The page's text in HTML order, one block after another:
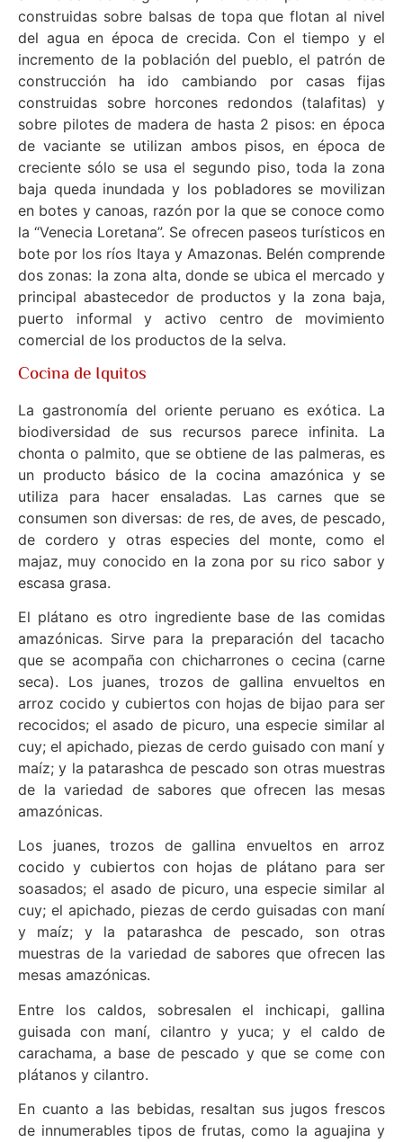
construidas sobre balsas de topa que flotan al nivel
del agua en época de crecida. Con el tiempo y el
incremento de la población del pueblo, el patrón de
construcción ha ido cambiando por casas fijas
construidas sobre horcones redondos (talafitas) y
sobre pilotes de madera de hasta 2 pisos: en época
de vaciante se utilizan ambos pisos, en época de
creciente sólo se usa el segundo piso, toda la zona
baja queda inundada y los pobladores se movilizan
en botes y canoas, razón por la que se conoce como
la “Venecia Loretana”. Se ofrecen paseos turísticos en
bote por los ríos Itaya y Amazonas. Belén comprende
dos zonas: la zona alta, donde se ubica el mercado y
principal abastecedor de productos y la zona baja,
puerto informal y activo centro de movimiento
comercial de los productos de la selva.
Cocina de Iquitos
La gastronomía del oriente peruano es exótica. La
biodiversidad de sus recursos parece infinita. La
chonta o palmito, que se obtiene de las palmeras, es
un producto básico de la cocina amazónica y se
utiliza para hacer ensaladas. Las carnes que se
consumen son diversas: de res, de aves, de pescado,
de cordero y otras especies del monte, como el
majaz, muy conocido en la zona por su rico sabor y
escasa grasa.
El plátano es otro ingrediente base de las comidas
amazónicas. Sirve para la preparación del tacacho
que se acompaña con chicharrones o cecina (carne
seca). Los juanes, trozos de gallina envueltos en
arroz cocido y cubiertos con hojas de bijao para ser
recocidos; el asado de picuro, una especie similar al
cuy; el apichado, piezas de cerdo guisado con maní y
maíz; y la patarashca de pescado son otras muestras
de la variedad de sabores que ofrecen las mesas
amazónicas.
Los juanes, trozos de gallina envueltos en arroz
cocido y cubiertos con hojas de plátano para ser
soasados; el asado de picuro, una especie similar al
cuy; el apichado, piezas de cerdo guisadas con maní
y maíz; y la patarashca de pescado, son otras
muestras de la variedad de sabores que ofrecen las
mesas amazónicas.
Entre los caldos, sobresalen el inchicapi, gallina
guisada con maní, cilantro y yuca; y el caldo de
carachama, a base de pescado y que se come con
plátanos y cilantro.
En cuanto a las bebidas, resaltan sus jugos frescos
de innumerables tipos de frutas, como la aguajina y